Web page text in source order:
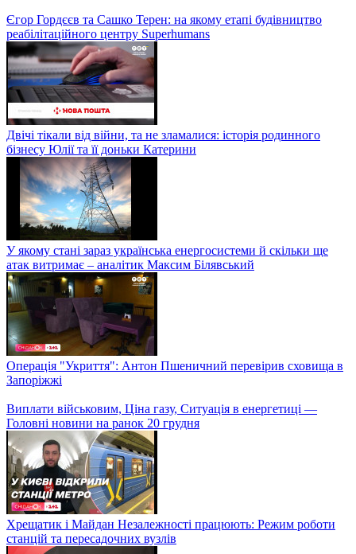
Єгор Гордєєв та Сашко Терен: на якому етапі будівництво
реабілітаційного центру Superhumans
Двічі тікали від війни, та не зламалися: історія родинного
бізнесу Юлії та її доньки Катерини
У якому стані зараз українська енергосистеми й скільки ще
атак витримає – аналітик Максим Білявський
Операція "Укриття": Антон Пшеничний перевірив сховища в
Запоріжжі